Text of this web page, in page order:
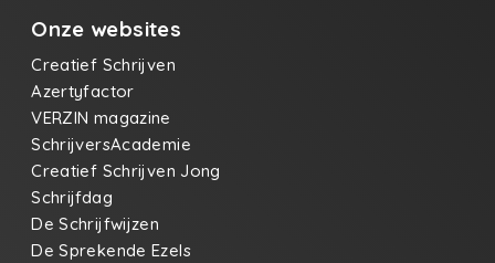
Onze websites
Creatief Schrijven
Azertyfactor
VERZIN magazine
SchrijversAcademie
Creatief Schrijven Jong
Schrijfdag
De Schrijfwijzen
De Sprekende Ezels